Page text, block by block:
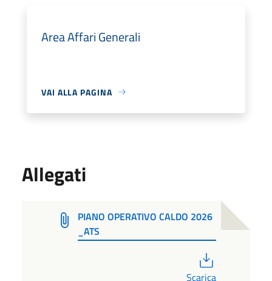
Area Affari Generali
VAI ALLA PAGINA
Allegati
PIANO OPERATIVO CALDO 2026
_ATS
Scarica